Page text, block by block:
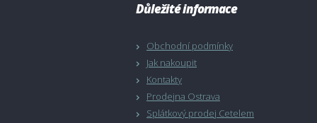
Důležité informace
Obchodní podmínky
Jak nakoupit
Kontakty
Prodejna Ostrava
Splátkový prodej Cetelem